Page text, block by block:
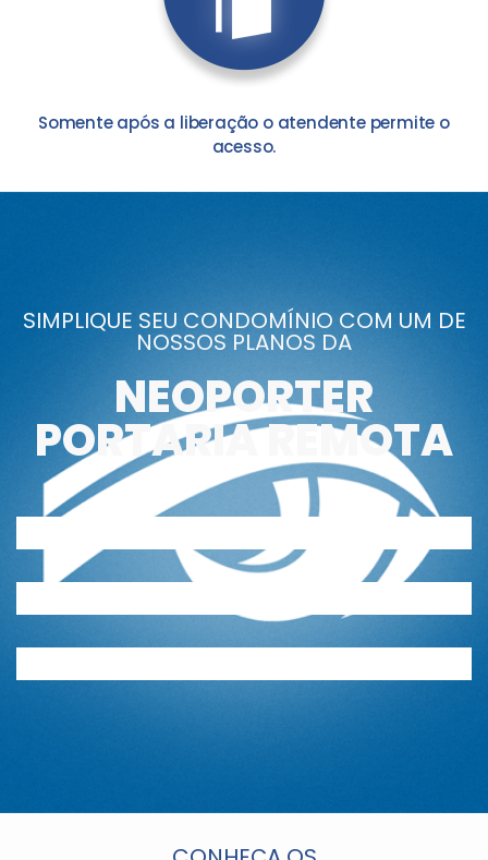
Somente após a liberação o atendente permite o
acesso.
SIMPLIQUE SEU CONDOMÍNIO COM UM DE
NOSSOS PLANOS DA
NEOPORTER
PORTARIA REMOTA